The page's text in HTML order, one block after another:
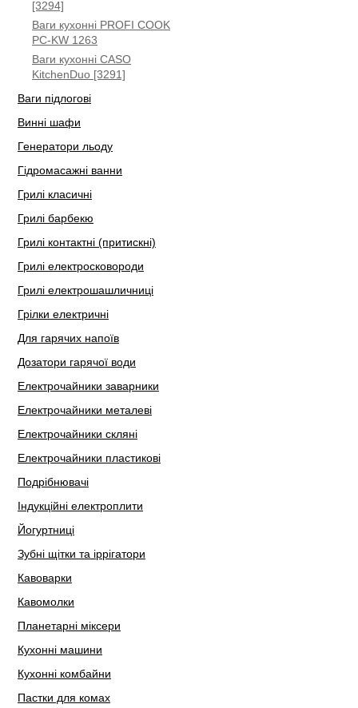
[3294]
Ваги кухонні PROFI COOK
PC-KW 1263
Ваги кухонні CASO
KitchenDuo [3291]
Ваги підлогові
Винні шафи
Генератори льоду
Гідромасажні ванни
Грилі класичні
Грилі барбекю
Грилі контактні (притискні)
Грилі електросковороди
Грилі електрошашличниці
Грілки електричні
Для гарячих напоїв
Дозатори гарячої води
Електрочайники заварники
Електрочайники металеві
Електрочайники скляні
Електрочайники пластикові
Подрібнювачі
Індукційні електроплити
Йогуртниці
Зубні щітки та іррігатори
Кавоварки
Кавомолки
Планетарні міксери
Кухонні машини
Кухонні комбайни
Пастки для комах